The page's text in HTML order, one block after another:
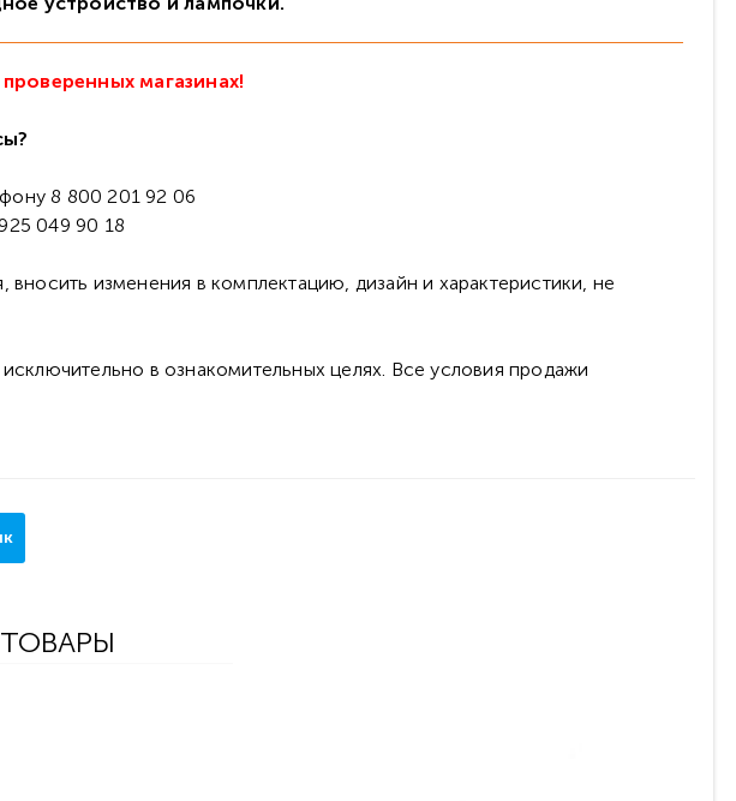
магазинах!
8 800 201 92 06
049 90 18
изменения в комплектацию, дизайн и характеристики, не
в ознакомительных целях. Все условия продажи